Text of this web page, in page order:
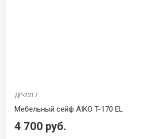
ДР-2317
Мебельный сейф AIKO T-170 EL
4 700 руб.